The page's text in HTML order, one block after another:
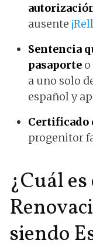
ausente
Sentencia
pasaporte
a uno solo
español y
Certificado
progenitor
¿Cuál
siendo